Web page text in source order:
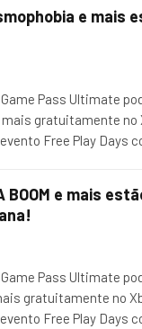
e mais
Pass Ultimate
gratuitamente no
Free Play Days
BOOM e mais
Pass Ultimate
gratuitamente no
Free Play Days